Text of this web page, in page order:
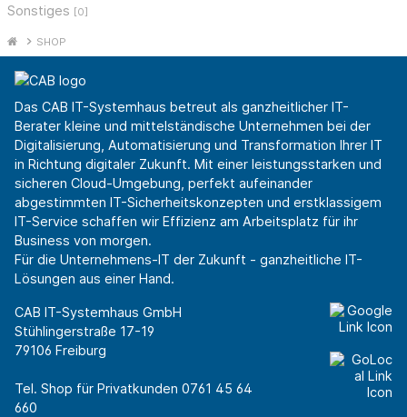
Sonstiges [0]
SHOP
Das CAB IT-Systemhaus betreut als ganzheitlicher IT-
Berater kleine und mittelständische Unternehmen bei der
Digitalisierung, Automatisierung und Transformation Ihrer IT
in Richtung digitaler Zukunft. Mit einer leistungsstarken und
sicheren Cloud-Umgebung, perfekt aufeinander
abgestimmten IT-Sicherheitskonzepten und erstklassigem
IT-Service schaffen wir Effizienz am Arbeitsplatz für ihr
Business von morgen.
Für die Unternehmens-IT der Zukunft - ganzheitliche IT-
Lösungen aus einer Hand.
CAB IT-Systemhaus GmbH
Stühlingerstraße 17-19
79106 Freiburg
Tel. Shop für Privatkunden 0761 45 64
660